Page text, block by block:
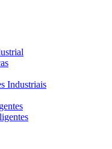
Industriais